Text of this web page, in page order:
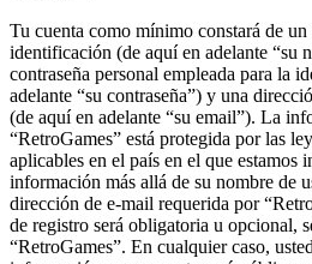
Tu cuenta como mínimo constará de
identificación (de aquí en adelante “su
contraseña personal empleada para la
adelante “su contraseña”) y una
(de aquí en adelante “su email”). La
“RetroGames” está protegida por las
aplicables en el país en el que estamos
información más allá de su nombre de
dirección de e-mail requerida por
de registro será obligatoria u opcional,
“RetroGames”. En cualquier caso,